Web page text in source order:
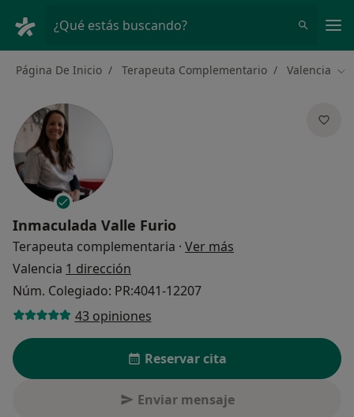
¿Qué estás buscando?
Página De Inicio Terapeuta Complementario Valencia
Inmaculada Valle Furio
Terapeuta complementaria · Ver más
Valencia 1 dirección
Núm. Colegiado: PR:4041-12207
43 opiniones
Reservar cita
Enviar mensaje